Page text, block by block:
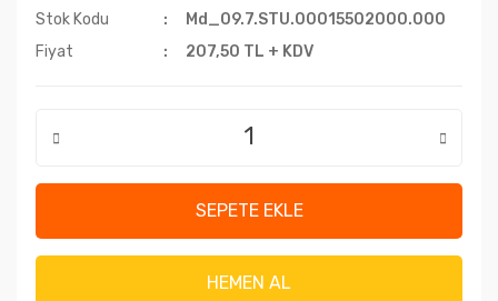
Stok Kodu
Md_09.7.STU.00015502000.000
Fiyat
207,50 TL + KDV
SEPETE EKLE
HEMEN AL